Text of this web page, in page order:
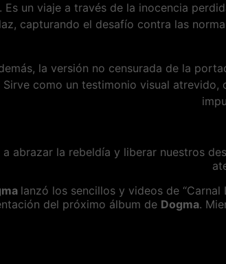
Es un viaje a través de la inocencia
capturando el desafío contra las
la versión no censurada de la
como un testimonio visual
abrazar la rebeldía y liberar nuestros
lanzó los sencillos y videos de “Carnal
del próximo álbum de Dogma.